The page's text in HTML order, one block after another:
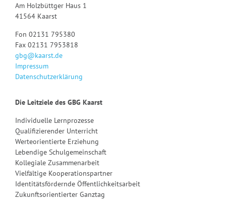
Am Holzbüttger Haus 1
41564 Kaarst
Fon 02131 795380
Fax 02131 7953818
gbg@kaarst.de
Impressum
Datenschutzerklärung
Die Leitziele des GBG Kaarst
Individuelle Lernprozesse
Qualifizierender Unterricht
Werteorientierte Erziehung
Lebendige Schulgemeinschaft
Kollegiale Zusammenarbeit
Vielfältige Kooperationspartner
Identitätsfördernde Öffentlichkeitsarbeit
Zukunftsorientierter Ganztag